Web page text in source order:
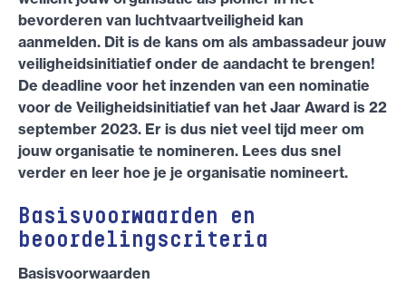
bevorderen van luchtvaartveiligheid kan
aanmelden. Dit is de kans om als ambassadeur jouw
veiligheidsinitiatief onder de aandacht te brengen!
De deadline voor het inzenden van een nominatie
voor de Veiligheidsinitiatief van het Jaar Award is 22
september 2023. Er is dus niet veel tijd meer om
jouw organisatie te nomineren. Lees dus snel
verder en leer hoe je je organisatie nomineert.
Basisvoorwaarden en
beoordelingscriteria
Basisvoorwaarden